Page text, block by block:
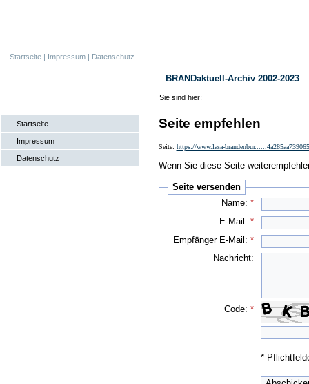
Startseite | Impressum | Datenschutz
BRANDaktuell-Archiv 2002-2023
Sie sind hier:
Startseite
Impressum
Datenschutz
Seite empfehlen
Seite: https://www.lasa-
Wenn Sie diese Seite
Seite versenden
Name:*
E-Mail:*
Empfänger E-Mail:*
Nachricht:
Code:*
*